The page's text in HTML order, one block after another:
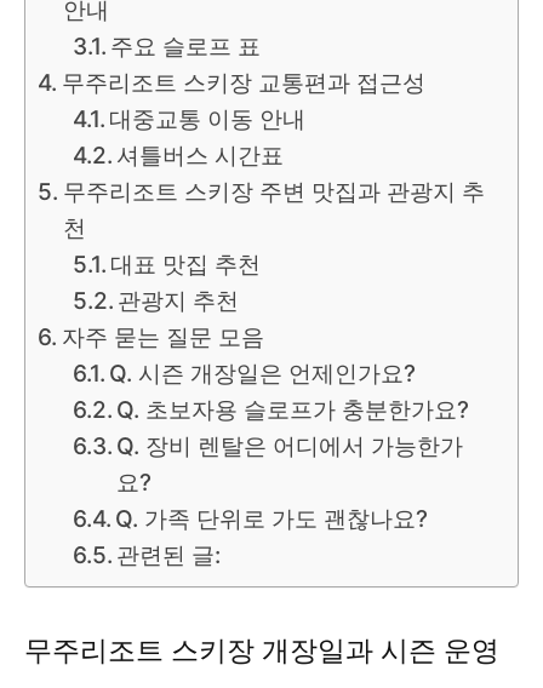
안내
주요 슬로프 표
무주리조트 스키장 교통편과 접근성
대중교통 이동 안내
셔틀버스 시간표
무주리조트 스키장 주변 맛집과 관광지 추
천
대표 맛집 추천
관광지 추천
자주 묻는 질문 모음
Q. 시즌 개장일은 언제인가요?
Q. 초보자용 슬로프가 충분한가요?
Q. 장비 렌탈은 어디에서 가능한가
요?
Q. 가족 단위로 가도 괜찮나요?
관련된 글:
무주리조트 스키장 개장일과 시즌 운영